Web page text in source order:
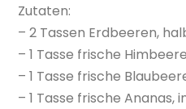
Zutaten:
– 2 Tassen Erdbeeren,
– 1 Tasse frische
– 1 Tasse frische
– 1 Tasse frische Ananas,